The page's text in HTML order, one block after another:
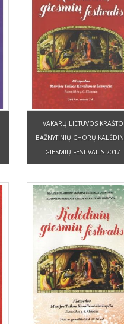
VAKARŲ LIETUVOS KRAŠTO
BAŽNYTINIŲ CHORŲ
GIESMIŲ FESTIVALIS 2017